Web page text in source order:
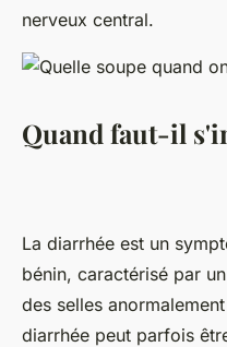
nerveux central.
Quand faut-il
La diarrhée est un
bénin, caractérisé par
des selles
diarrhée peut parfois